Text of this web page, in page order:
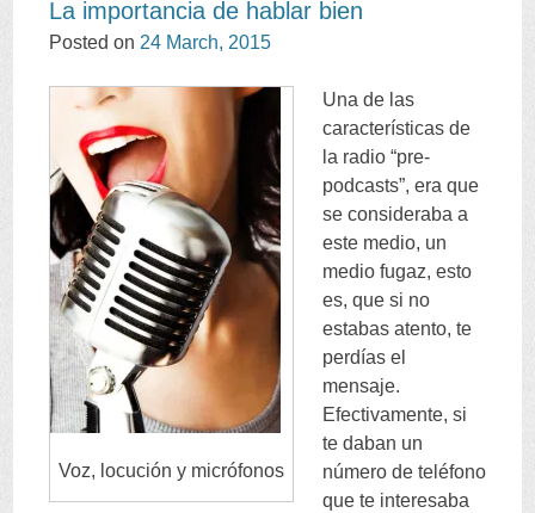
La importancia de hablar bien
Posted on 24 March, 2015
Voz, locución y micrófonos
Una de las
características de
la radio “pre-
podcasts”,era que
se consideraba a
este medio, un
medio fugaz,esto
es,que si no
estabas atento,te
perdías el
mensaje.
Efectivamente,si
te daban un
número de teléfono
que te interesaba